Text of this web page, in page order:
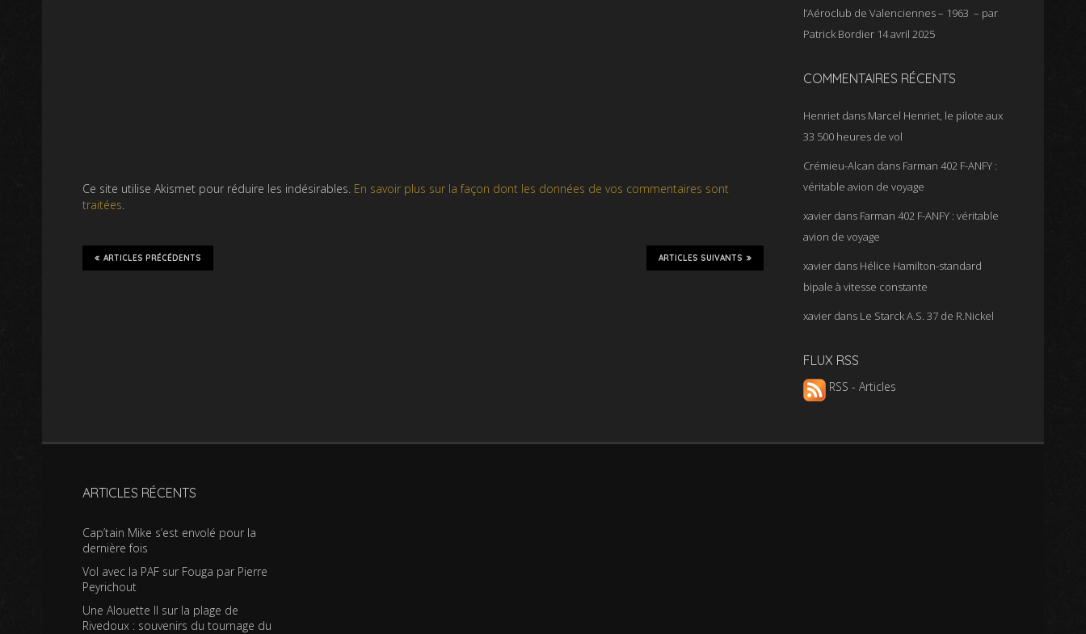
Ce site utilise Akismet pour réduire les indésirables. En savoir plus sur la façon dont les données de vos commentaires sont
traitées.
ARTICLES SUIVANTS
ARTICLES PRÉCÉDENTS
l’Aéroclub de Valenciennes – 1963 – par
Patrick Bordier 14 avril 2025
COMMENTAIRES RÉCENTS
Henriet dans Marcel Henriet, le pilote aux
33 500 heures de vol
Crémieu-Alcan dans Farman 402 F-ANFY :
véritable avion de voyage
xavier dans Farman 402 F-ANFY : véritable
avion de voyage
xavier dans Hélice Hamilton-standard
bipale à vitesse constante
xavier dans Le Starck A.S. 37 de R.Nickel
FLUX RSS
RSS - Articles
ARTICLES RÉCENTS
Cap’tain Mike s’est envolé pour la
dernière fois
Vol avec la PAF sur Fouga par Pierre
Peyrichout
Une Alouette II sur la plage de
Rivedoux : souvenirs du tournage du